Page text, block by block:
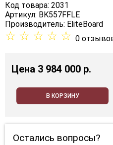
Код товара: 2031
Артикул: BK557FFLE
Производитель: EliteBoard
☆ ☆ ☆ ☆ ☆ 0
Цена 3 984 000 p.
В КОРЗИНУ
Остались вопросы?